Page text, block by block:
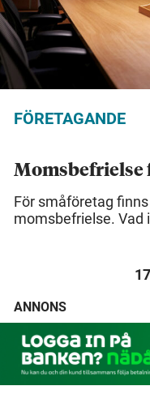
FÖRETAGANDE
Momsbefrielse
För småföretag
momsbefrielse. Vad
ANNONS